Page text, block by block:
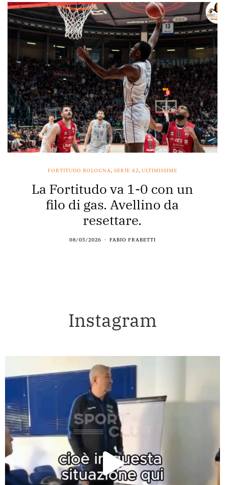
FORTITUDO BOLOGNA, SERIE A2, ULTIMISSIME
La Fortitudo va 1-0 con un
filo di gas. Avellino da
resettare.
08/05/2026 FABIO FRABETTI
Instagram